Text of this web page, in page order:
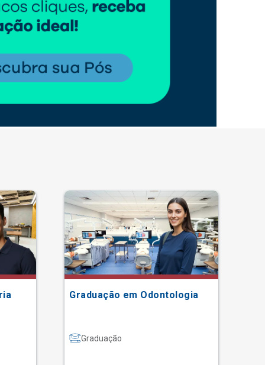
Graduação em Odontologia
Graduação